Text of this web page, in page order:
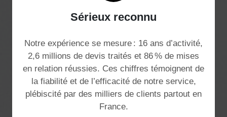
Sérieux reconnu
Notre expérience se mesure : 16 ans d’activité,
2,6 millions de devis traités et 86 % de mises
en relation réussies. Ces chiffres témoignent de
la fiabilité et de l’efficacité de notre service,
plébiscité par des milliers de clients partout en
France.